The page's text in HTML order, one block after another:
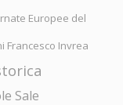
Europee del
Francesco Invrea
Sale